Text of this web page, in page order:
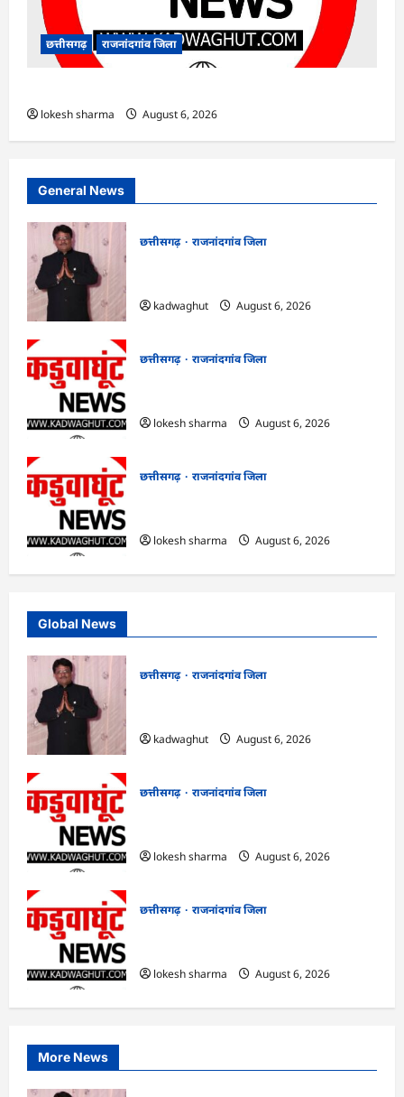
छत्तीसगढ़ राजनांदगांव जिला
lokesh sharma August 6, 2026
General News
छत्तीसगढ़
राजनांदगांव जिला
kadwaghut
August 6, 2026
छत्तीसगढ़
राजनांदगांव जिला
lokesh sharma
August 6, 2026
छत्तीसगढ़
राजनांदगांव जिला
lokesh sharma
August 6, 2026
Global News
छत्तीसगढ़
राजनांदगांव जिला
kadwaghut
August 6, 2026
छत्तीसगढ़
राजनांदगांव जिला
lokesh sharma
August 6, 2026
छत्तीसगढ़
राजनांदगांव जिला
lokesh sharma
August 6, 2026
More News